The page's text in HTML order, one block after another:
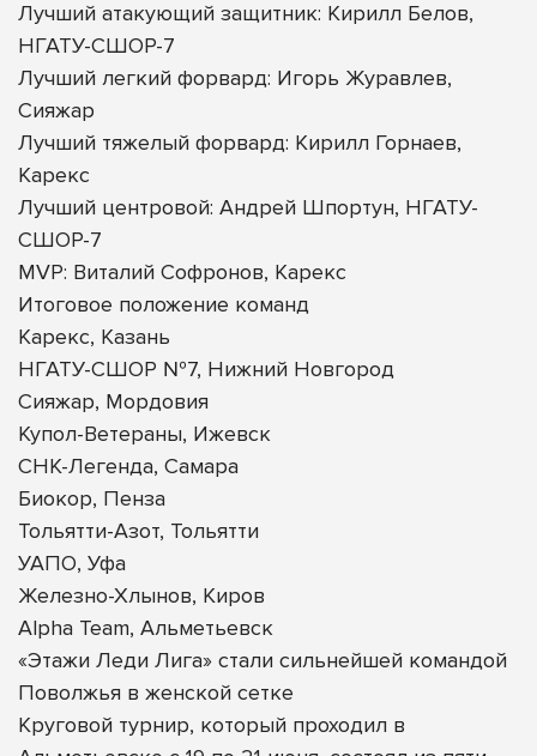
Лучший атакующий защитник: Кирилл Белов,
НГАТУ-СШОР-7
Лучший легкий форвард: Игорь Журавлев,
Сияжар
Лучший тяжелый форвард: Кирилл Горнаев,
Карекс
Лучший центровой: Андрей Шпортун, НГАТУ-
СШОР-7
MVP: Виталий Софронов, Карекс
Итоговое положение команд
Карекс, Казань
НГАТУ-СШОР №7, Нижний Новгород
Сияжар, Мордовия
Купол-Ветераны, Ижевск
СНК-Легенда, Самара
Биокор, Пенза
Тольятти-Азот, Тольятти
УАПО, Уфа
Железно-Хлынов, Киров
Alpha Team, Альметьевск
«Этажи Леди Лига» стали сильнейшей командой
Поволжья в женской сетке
Круговой турнир, который проходил в